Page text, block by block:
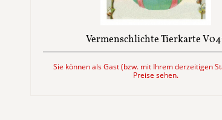
Vermenschlichte Tierkarte
Sie können als Gast (bzw. mit Ihrem derzeitigen
Preise sehen.